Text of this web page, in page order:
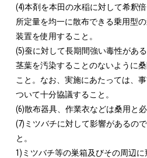
(4)本剤を本田の水稲に対して希釈
所定量を均一に散布できる乗用型
装置を使用すること。
(5)蚕に対して長期間強い毒性があ
茎葉を汚染することのないように
こと。なお、実施にあたっては、
ついて十分協議すること。
(6)散布器具、作業衣などは桑用と
(7)ミツバチに対して影響があるの
と。
1)ミツバチ等の巣箱及びその周辺